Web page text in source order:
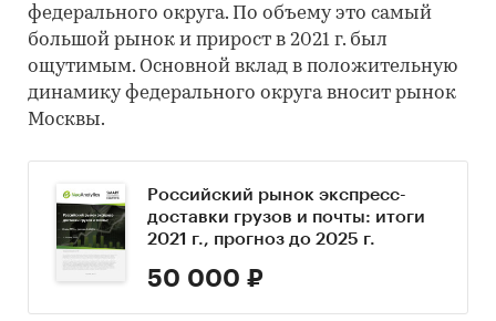
федерального округа. По объему это самый
большой рынок и прирост в 2021 г. был
ощутимым. Основной вклад в положительную
динамику федерального округа вносит рынок
Москвы.
Российский рынок экспресс-
доставки грузов и почты: итоги
2021 г., прогноз до 2025 г.
50 000 ₽